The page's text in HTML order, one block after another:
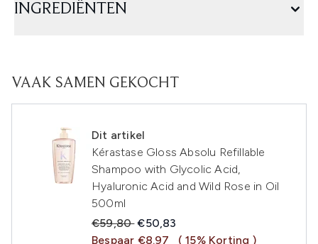
INGREDIËNTEN
VAAK SAMEN GEKOCHT
Dit artikel
Kérastase Gloss Absolu Refillable
Shampoo with Glycolic Acid,
Hyaluronic Acid and Wild Rose in Oil
500ml
Recommended Retail Price:
€59,80Huidige prijs:
€50,83
Bespaar €8.97
( 15% Korting )